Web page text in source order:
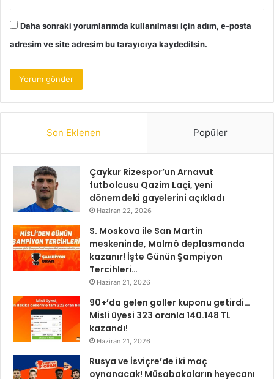
Daha sonraki yorumlarımda kullanılması için adım, e-posta
adresim ve site adresim bu tarayıcıya kaydedilsin.
Son Eklenen Popüler
Çaykur Rizespor’un Arnavut
futbolcusu Qazim Laçi, yeni
dönemdeki gayelerini açıkladı
Haziran 22, 2026
S. Moskova ile San Martin
meskeninde, Malmö deplasmanda
kazanır! İşte Günün Şampiyon
Tercihleri…
Haziran 21, 2026
90+’da gelen goller kuponu getirdi…
Misli üyesi 323 oranla 140.148 TL
kazandı!
Haziran 21, 2026
Rusya ve İsviçre’de iki maç
oynanacak! Müsabakaların heyecanı